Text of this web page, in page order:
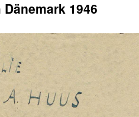
1946